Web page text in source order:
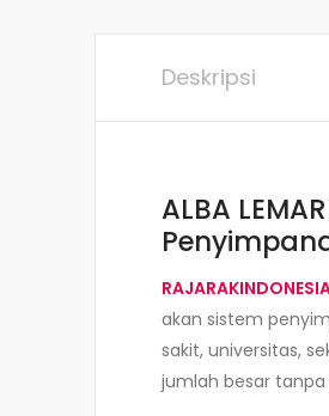
Deskripsi
ALBA
akan sistem
sakit, universitas,
jumlah besar